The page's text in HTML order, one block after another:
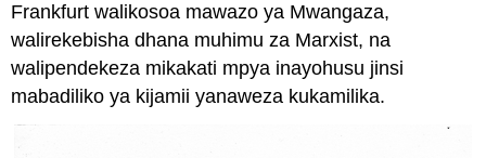
Frankfurt walikosoa mawazo ya Mwangaza,
walirekebisha dhana muhimu za Marxist, na
walipendekeza mikakati mpya inayohusu jinsi
mabadiliko ya kijamii yanaweza kukamilika.